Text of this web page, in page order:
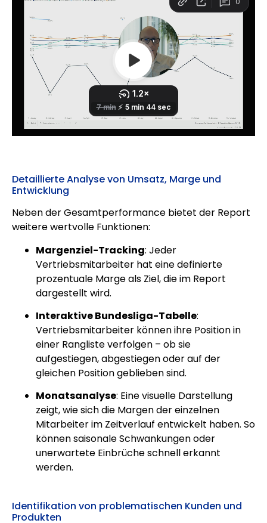
Detaillierte Analyse von Umsatz, Marge und
Entwicklung
Neben der Gesamtperformance bietet der Report
weitere wertvolle Funktionen:
Margenziel-Tracking: Jeder
Vertriebsmitarbeiter hat eine definierte
prozentuale Marge als Ziel, die im Report
dargestellt wird.
Interaktive Bundesliga-Tabelle:
Vertriebsmitarbeiter können ihre Position in
einer Rangliste verfolgen – ob sie
aufgestiegen, abgestiegen oder auf der
gleichen Position geblieben sind.
Monatsanalyse: Eine visuelle Darstellung
zeigt, wie sich die Margen der einzelnen
Mitarbeiter im Zeitverlauf entwickelt haben. So
können saisonale Schwankungen oder
unerwartete Einbrüche schnell erkannt
werden.
Identifikation von problematischen Kunden und
Produkten